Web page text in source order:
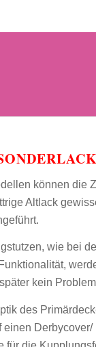
können die
Altlack
wie bei
kein
des
einen